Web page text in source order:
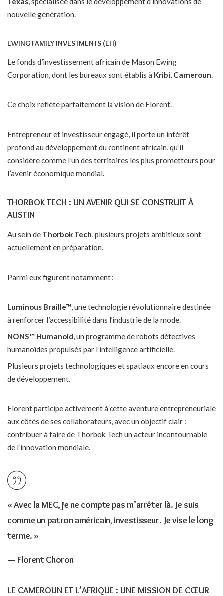
nouvelle génération.
EWING FAMILY INVESTMENTS (EFI)
Le fonds d’investissement africain de Mason Ewing
Corporation, dont les bureaux sont établis à Kribi, Cameroun.
Ce choix reflète parfaitement la vision de Florent.
Entrepreneur et investisseur engagé, il porte un intérêt
profond au développement du continent africain, qu’il
considère comme l’un des territoires les plus prometteurs pour
l’avenir économique mondial.
THORBOK TECH : UN AVENIR QUI SE CONSTRUIT À
AUSTIN
Au sein de Thorbok Tech, plusieurs projets ambitieux sont
actuellement en préparation.
Parmi eux figurent notamment :
Luminous Braille™, une technologie révolutionnaire destinée
à renforcer l’accessibilité dans l’industrie de la mode.
NONS™ Humanoid, un programme de robots détectives
humanoïdes propulsés par l’intelligence artificielle.
Plusieurs projets technologiques et spatiaux encore en cours
de développement.
Florent participe activement à cette aventure entrepreneuriale
aux côtés de ses collaborateurs, avec un objectif clair :
contribuer à faire de Thorbok Tech un acteur incontournable
de l’innovation mondiale.
« Avec la MEC, je ne compte pas m’arrêter là. Je suis
comme un patron américain, investisseur. Je vise le long
terme. »
— Florent Choron
LE CAMEROUN ET L’AFRIQUE : UNE MISSION DE CŒUR